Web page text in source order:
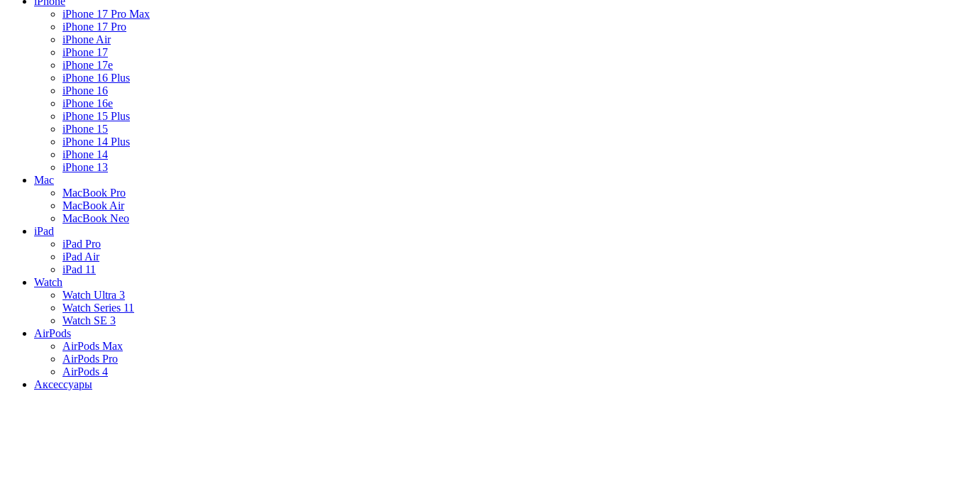
iPhone 17 Pro Max
iPhone 17 Pro
iPhone Air
iPhone 17
iPhone 17e
iPhone 16 Plus
iPhone 16
iPhone 16e
iPhone 15 Plus
iPhone 15
iPhone 14 Plus
iPhone 14
iPhone 13
Mac
MacBook Pro
MacBook Air
MacBook Neo
iPad
iPad Pro
iPad Air
iPad 11
Watch
Watch Ultra 3
Watch Series 11
Watch SE 3
AirPods
AirPods Max
AirPods Pro
AirPods 4
Аксессуары